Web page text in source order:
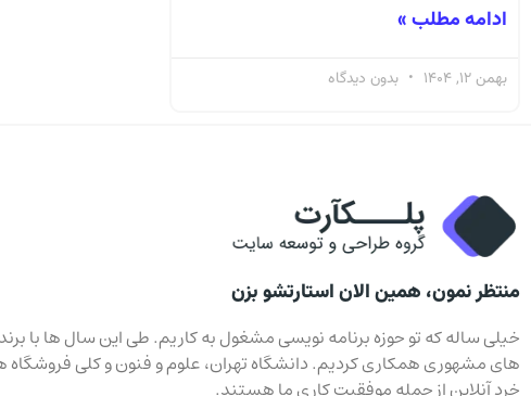
ادامه مطلب »
بهمن 12, 1404 بدون دیدگاه
منتظر نمون، همین الان استارتشو بزن
خیلی ساله که تو حوزه برنامه نویسی مشغول به کاریم. طی این سال ها با برند
های مشهوری همکاری کردیم. دانشگاه تهران، علوم و فنون و کلی فروشگاه
خرد آنلاین از جمله موفقیت کاری ما هستند.